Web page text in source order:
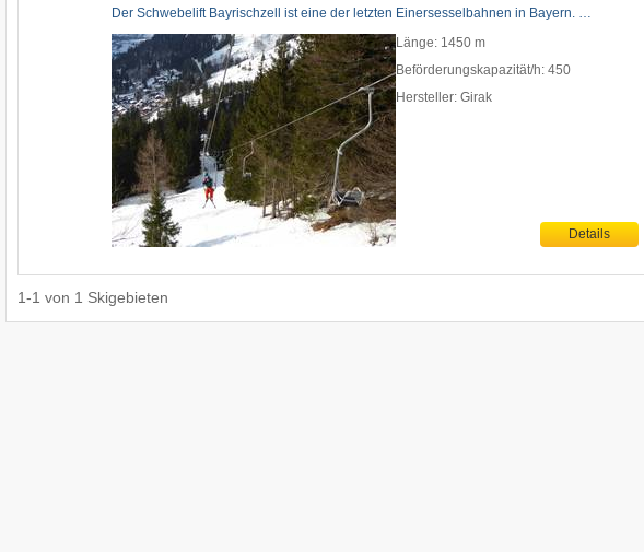
Der Schwebelift Bayrischzell ist eine der letzten Einersesselbahnen in Bayern. …
Länge: 1450 m
Beförderungskapazität/h: 450
Hersteller: Girak
Details
1-1 von 1 Skigebieten